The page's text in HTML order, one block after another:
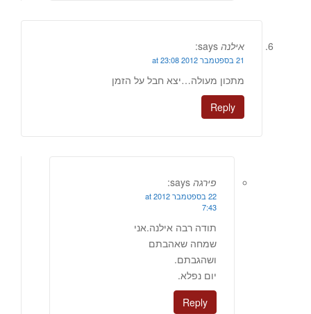
אילנה says:
21 בספטמבר 2012 at 23:08
מתכון מעולה…יצא חבל על הזמן
Reply
פירגה says:
22 בספטמבר 2012 at
7:43
תודה רבה אילנה.אני
שמחה שאהבתם
ושהגבתם.
יום נפלא.
Reply